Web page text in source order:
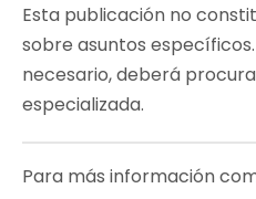
Esta publicación no
sobre asuntos
necesario, deberá
especializada.
Para más información